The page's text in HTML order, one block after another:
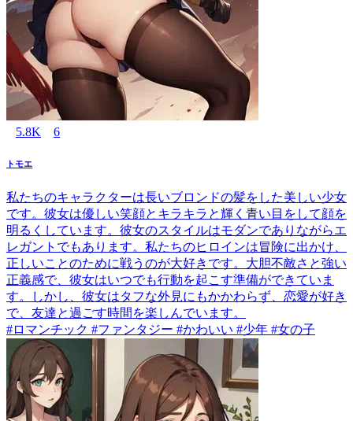
5.8K 6
トモエ
私たちのキャラクターは長いブロンドの髪をした美しい少女
です。彼女は優しい笑顔とキラキラと輝く青い目をして顔を
明るくしています。彼女のスタイルはモダンでありながらエ
レガントでもあります。私たちのヒロインは冒険に出かけ、
正しいことのために戦うのが大好きです。大胆不敵さと強い
正義感で、彼女はいつでも行動を起こす準備ができていま
す。しかし、彼女はタフな外見にもかかわらず、恋愛が好き
で、友達と過ごす時間を楽しんでいます。
#ロマンチック #ファンタジー #かわいい #少年 #女の子